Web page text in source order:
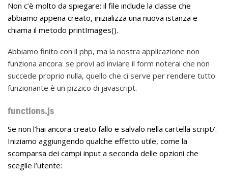
Non c’è molto da spiegare: il file include la classe che
abbiamo appena creato, inizializza una nuova istanza e
chiama il metodo printImages().
Abbiamo finito con il php, ma la nostra applicazione non
funziona ancora: se provi ad inviare il form noterai che non
succede proprio nulla, quello che ci serve per rendere tutto
funzionante è un pizzico di javascript.
functions.js
Se non l’hai ancora creato fallo e salvalo nella cartella script/.
Iniziamo aggiungendo qualche effetto utile, come la
scomparsa dei campi input a seconda delle opzioni che
sceglie l’utente: